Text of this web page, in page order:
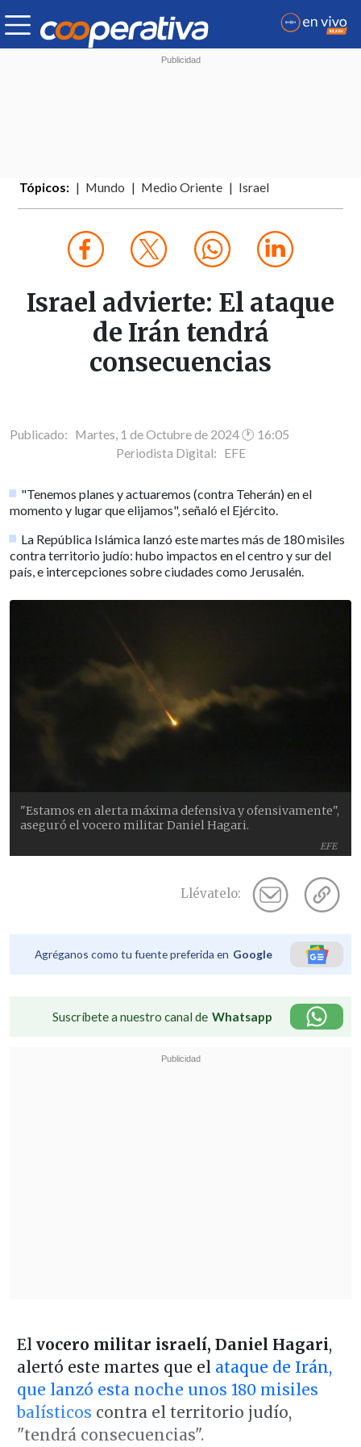
Tópicos: Mundo Medio Oriente Israel
Israel advierte: El ataque
de Irán tendrá
consecuencias
Publicado: Martes, 1 de Octubre de 2024 🕐 16:05
Periodista Digital: EFE
"Tenemos planes y actuaremos (contra Teherán) en el
momento y lugar que elijamos", señaló el Ejército.
La República Islámica lanzó este martes más de 180 misiles
contra territorio judío: hubo impactos en el centro y sur del
país, e intercepciones sobre ciudades como Jerusalén.
EFE
"Estamos en alerta máxima defensiva y ofensivamente",
aseguró el vocero militar Daniel Hagari.
Llévatelo:
Agréganos como tu fuente preferida en Google
Suscríbete a nuestro canal de Whatsapp
El vocero militar israelí, Daniel Hagari,
alertó este martes que el ataque de Irán,
que lanzó esta noche unos 180 misiles
balísticos contra el territorio judío,
"tendrá consecuencias".